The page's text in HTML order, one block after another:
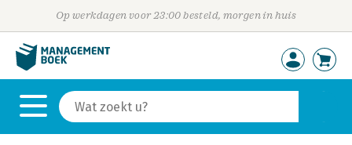
Op werkdagen voor 23:00 besteld, morgen in huis